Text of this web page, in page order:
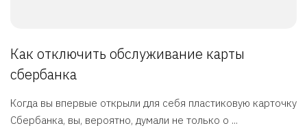
Как отключить обслуживание карты
сбербанка
Когда вы впервые открыли для себя пластиковую карточку
Сбербанка, вы, вероятно, думали не только о ...